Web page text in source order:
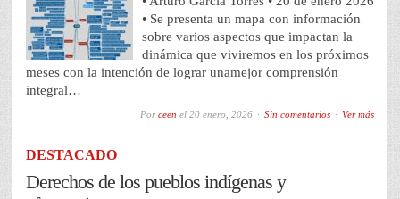
• Se presenta un mapa con información
sobre varios aspectos que impactan la
dinámica que viviremos en los próximos
meses con la intención de lograr unamejor comprensión
integral…
Porceen el 20 enero, 2026 Sin comentarios Ver más
DESTACADO
Derechos de los pueblos indígenas y